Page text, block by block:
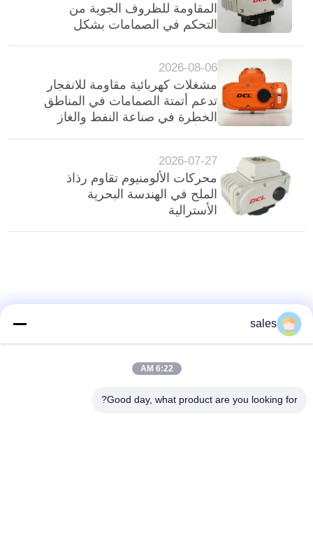
المقاومة للظروف الجوية من
التحكم في الصمامات بشكل
2026-08-06
مشغلات كهربائية مقاومة للانفجار
تدعم أتمتة الصمامات في المناطق
الخطرة في صناعة النفط والغاز
2026-07-27
محركات الألومنيوم تقاوم رذاذ
الملح في الهندسة البحرية
الأسترالية
sales
6:22 AM
Good day, what product are you looking for?